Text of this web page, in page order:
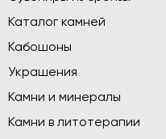
Каталог камней
Кабошоны
Украшения
Камни и минералы
Камни в литотерапии